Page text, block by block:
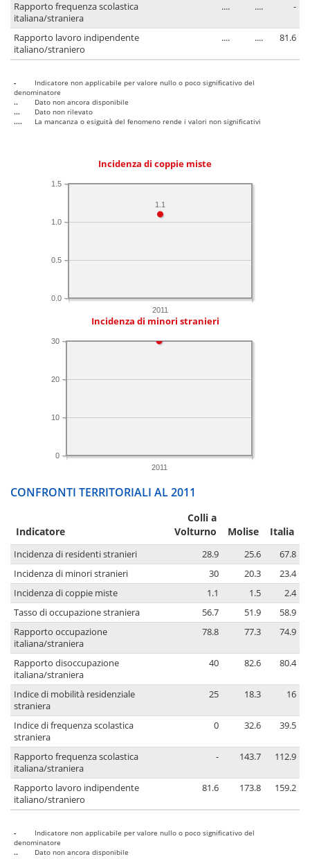
Rapporto frequenza scolastica
italiana/straniera
.... .... -
Rapporto lavoro indipendente
italiano/straniero
.... .... 81.6
-
Indicatore non applicabile per valore nullo o poco significativo del
denominatore
..
Dato non ancora disponibile
...
Dato non rilevato
....
La mancanza o esiguità del fenomeno rende i valori non significativi
Incidenza di coppie miste
2011
0.0
0.5
1.0
1.5
1.1
Incidenza di minori stranieri
2011
0
10
20
30
CONFRONTI TERRITORIALI AL 2011
Indicatore
Colli a
Volturno
Molise Italia
Incidenza di residenti stranieri 28.9 25.6
67.8
Incidenza di minori stranieri
30 20.3
23.4
Incidenza di coppie miste
1.1 1.5
2.4
Tasso di occupazione straniera
56.7 51.9
58.9
Rapporto occupazione
italiana/straniera
78.8 77.3 74.9
Rapporto disoccupazione
italiana/straniera
40 82.6 80.4
Indice di mobilità residenziale
straniera
25 18.3 16
Indice di frequenza scolastica
straniera
0 32.6 39.5
Rapporto frequenza scolastica
italiana/straniera
- 143.7 112.9
Rapporto lavoro indipendente
italiano/straniero
81.6 173.8 159.2
-
Indicatore non applicabile per valore nullo o poco significativo del
denominatore
..
Dato non ancora disponibile